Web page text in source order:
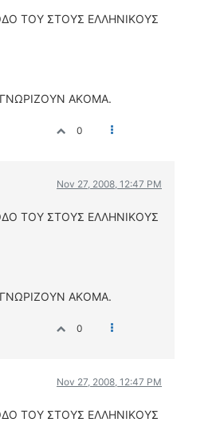
ΤΟΥ ΣΤΟΥΣ ΕΛΛΗΝΙΚΟΥΣ
ΑΚΟΜΑ.
0
Nov 27, 2008, 12:47 PM
ΤΟΥ ΣΤΟΥΣ ΕΛΛΗΝΙΚΟΥΣ
ΑΚΟΜΑ.
0
Nov 27, 2008, 12:47 PM
ΤΟΥ ΣΤΟΥΣ ΕΛΛΗΝΙΚΟΥΣ
ΝΕΑ ΜΟΝΤΕΛΑ
ΕΙΔΗΣΕΙΣ